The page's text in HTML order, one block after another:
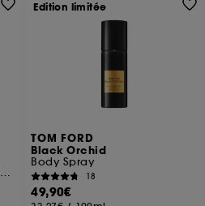
Eau de Parfum Notes Florales Ambrées
TOM FORD
Black Orchid
Body Spray
18
49,90€
Edition limitée